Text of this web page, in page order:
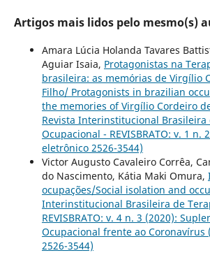
Artigos mais lidos pelo mesmo(s)
Amara Lúcia Holanda Tavares
Aguiar Isaia, Protagonistas na
brasileira: as memórias de Virgílio
Filho/ Protagonists in brazilian
the memories of Virgílio Cordeiro
Revista Interinstitucional Brasileira
Ocupacional - REVISBRATO: v. 1 n.
eletrônico 2526-3544)
Victor Augusto Cavaleiro Corrêa,
do Nascimento, Kátia Maki Omura,
ocupações/Social isolation and
Interinstitucional Brasileira de
REVISBRATO: v. 4 n. 3 (2020):
Ocupacional frente ao Coronavírus
2526-3544)